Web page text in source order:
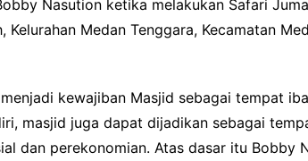
Nasution ketika melakukan Safari
Kelurahan Medan Tenggara, Kecamatan
kewajiban Masjid sebagai tempat
masjid juga dapat dijadikan sebagai
dan perekonomian. Atas dasar itu Bobby